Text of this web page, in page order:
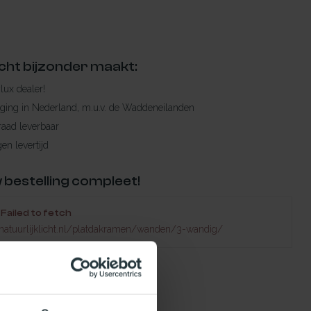
bijzonder maakt:
dealer!
in Nederland, m.u.v. de Waddeneilanden
leverbaar
levertijd
bestelling compleet!
to fetch
platdakramen/wanden/3-wandig/